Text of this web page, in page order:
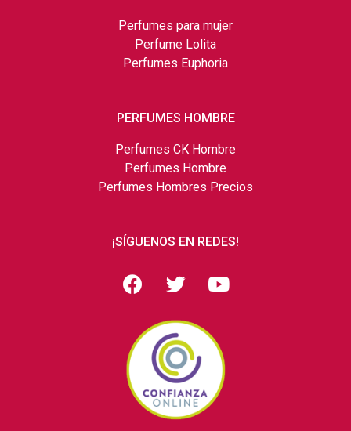
Perfumes para mujer
Perfume Lolita
Perfumes Euphoria
PERFUMES HOMBRE
Perfumes CK Hombre
Perfumes Hombre
Perfumes Hombres Precios
¡SÍGUENOS EN REDES!